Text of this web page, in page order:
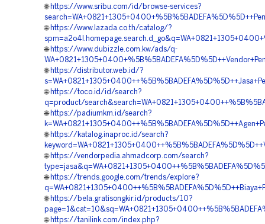
🌐 https://www.sribu.com/id/browse-services?
🌐 https://www.lazada.co.th/catalog/?
🌐 https://www.dubizzle.com.kw/ads/q-
🌐 https://distributor.web.id/?
🌐 https://toco.id/id/search?
q=product/
🌐 https://padiumkm.id/search?
🌐 https://katalog.inaproc.id/search?
🌐 https://vendorpedia.ahmadcorp.com/search?
🌐 https://trends.google.com/trends/explore?
🌐 https://bela.gratisongkir.id/products/10?
🌐 https://tanilink.com/index.php?